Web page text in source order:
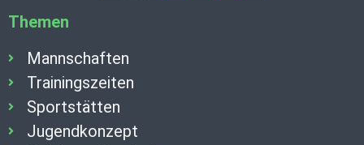
Themen
Mannschaften
Trainingszeiten
Sportstätten
Jugendkonzept